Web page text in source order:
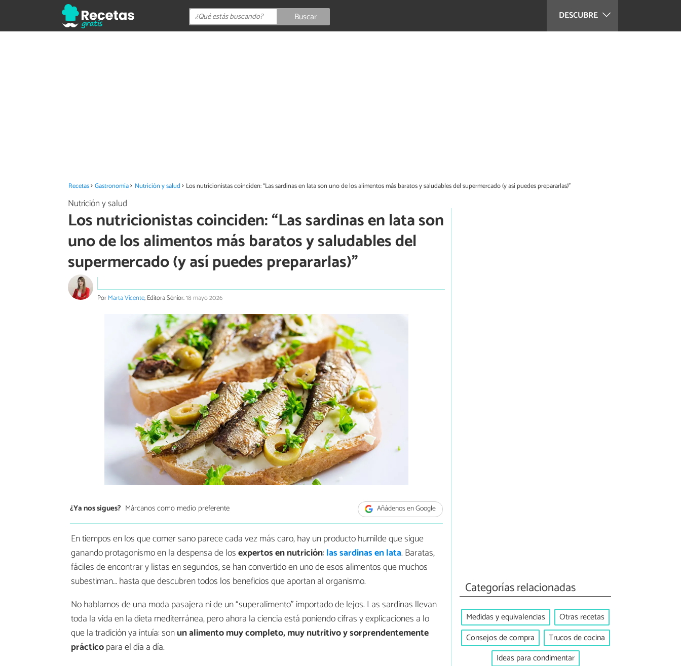
DESCUBRE
Buscar
Recetas Gastronomía Nutrición y salud Los nutricionistas coinciden: “Las sardinas en lata son uno de los alimentos más baratos y saludables del supermercado (y así puedes prepararlas)”
Nutrición y salud
Los nutricionistas coinciden: “Las sardinas en lata son
uno de los alimentos más baratos y saludables del
supermercado (y así puedes prepararlas)”
PorMarta Vicente, Editora Sénior.18 mayo 2026
¿Ya nos sigues? Márcanos como medio preferente Añádenos en Google
En tiempos en los que comer sano parece cada vez más caro, hay un producto humilde que sigue
ganando protagonismo en la despensa de losexpertos en nutrición:las sardinas en lata. Baratas,
fáciles de encontrar y listas en segundos, se han convertido en uno de esos alimentos que muchos
subestiman… hasta que descubren todos los beneficios que aportan al organismo.
No hablamos de una moda pasajera ni de un “superalimento” importado de lejos. Las sardinas llevan
toda la vida en la dieta mediterránea, pero ahora la ciencia está poniendo cifras y explicaciones a lo
que la tradición ya intuía: sonun alimento muy completo, muy nutritivo y sorprendentemente
prácticopara el día a día.
Categorías relacionadas
Medidas y equivalencias
Otras recetas
Consejos de compra
Trucos de cocina
Ideas para condimentar